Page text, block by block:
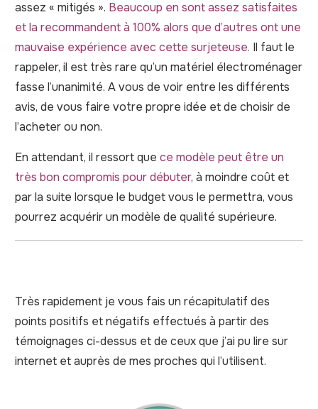
assez « mitigés ». Beaucoup en sont assez satisfaites
et la recommandent à 100% alors que d’autres ont une
mauvaise expérience avec cette surjeteuse. Il faut le
rappeler, il est très rare qu’un matériel électroménager
fasse l’unanimité. A vous de voir entre les différents
avis, de vous faire votre propre idée et de choisir de
l’acheter ou non.
En attendant, il ressort que ce modèle peut être un
très bon compromis pour débuter, à moindre coût et
par la suite lorsque le budget vous le permettra, vous
pourrez acquérir un modèle de qualité supérieure.
Très rapidement je vous fais un récapitulatif des
points positifs et négatifs effectués à partir des
témoignages ci-dessus et de ceux que j’ai pu lire sur
internet et auprès de mes proches qui l’utilisent.